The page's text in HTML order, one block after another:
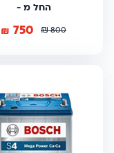
החל מ -
800
₪
750
₪